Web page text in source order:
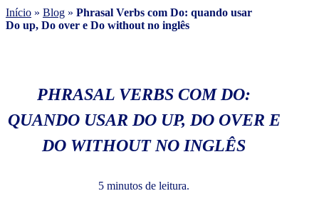
Início » Blog » Phrasal Verbs com Do: quando usar
Do up, Do over e Do without no inglês
PHRASAL VERBS COM DO:
QUANDO USAR DO UP, DO OVER E
DO WITHOUT NO INGLÊS
5 minutos de leitura.